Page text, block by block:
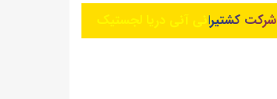
شرکت کشتیرانی آنی دریا لجستیک